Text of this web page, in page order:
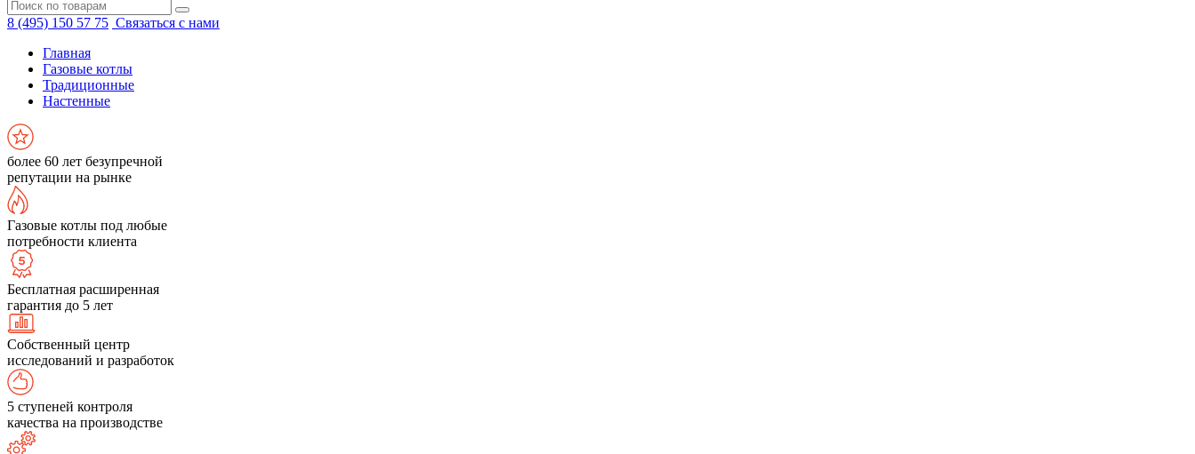
8 (495) 150 57 75 Связаться с нами
Главная
Газовые котлы
Традиционные
Настенные
более 60 лет безупречной
репутации на рынке
Газовые котлы под любые
потребности клиента
Бесплатная расширенная
гарантия до 5 лет
Собственный центр
исследований и разработок
5 ступеней контроля
качества на производстве